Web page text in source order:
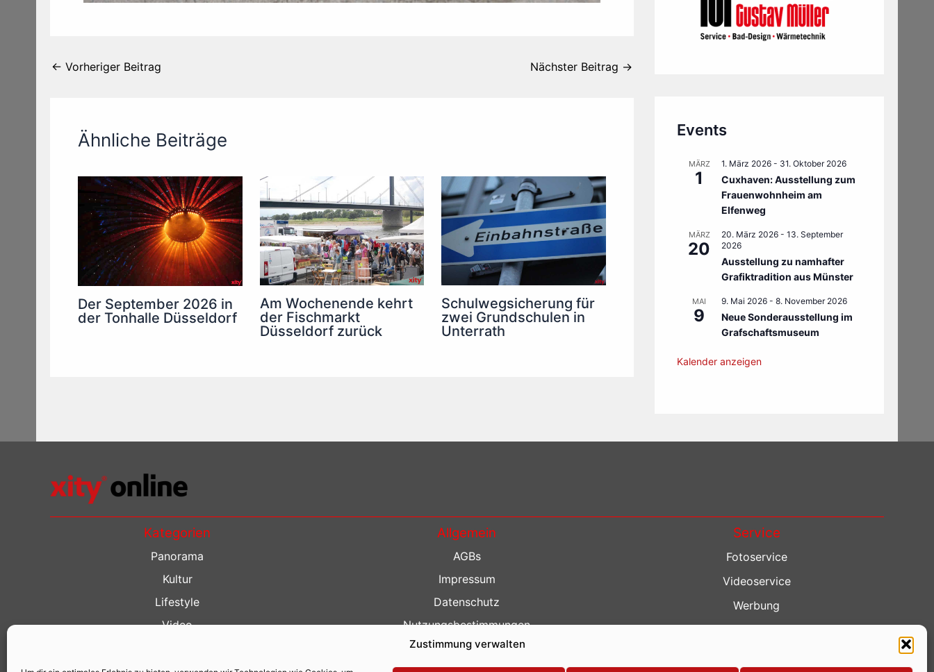
Zustimmung verwalten
← Vorheriger Beitrag Nächster Beitrag →
Ähnliche Beiträge
Der September 2026 in
der Tonhalle Düsseldorf
Am Wochenende kehrt
der Fischmarkt
Düsseldorf zurück
Schulwegsicherung für
zwei Grundschulen in
Unterrath
Events
MÄRZ
1
1. März 2026 - 31. Oktober 2026
Cuxhaven: Ausstellung zum
Frauenwohnheim am
Elfenweg
MÄRZ
20
20. März 2026 - 13. September
2026
Ausstellung zu namhafter
Grafiktradition aus Münster
MAI
9
9. Mai 2026 - 8. November 2026
Neue Sonderausstellung im
Grafschaftsmuseum
Kalender anzeigen
Kategorien
Panorama
Kultur
Lifestyle
Video
Allgemein
AGBs
Impressum
Datenschutz
Nutzungsbestimmungen
Kontakt
Service
Fotoservice
Videoservice
Werbung